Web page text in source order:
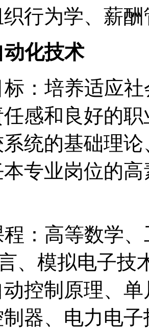
行为学、薪
化技术
：培养适应社
感和良好的
统的基础理
专业岗位的
：高等数学、
、模拟电子技
控制原理、
器、电力电